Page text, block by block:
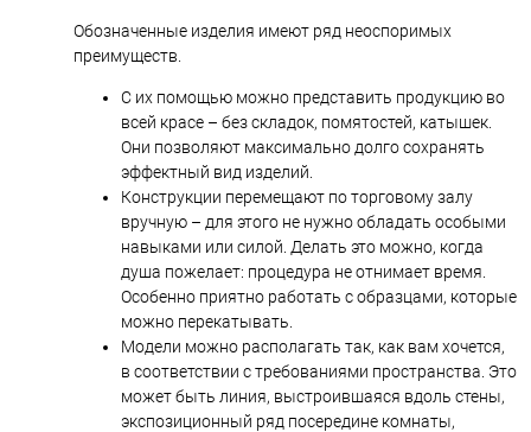
Обозначенные изделия имеют ряд неоспоримых
преимуществ.
С их помощью можно представить продукцию во
всей красе – без складок, помятостей, катышек.
Они позволяют максимально долго сохранять
эффектный вид изделий.
Конструкции перемещают по торговому залу
вручную – для этого не нужно обладать особыми
навыками или силой. Делать это можно, когда
душа пожелает: процедура не отнимает время.
Особенно приятно работать с образцами, которые
можно перекатывать.
Модели можно располагать так, как вам хочется,
в соответствии с требованиями пространства. Это
может быть линия, выстроившаяся вдоль стены,
экспозиционный ряд посередине комнаты,